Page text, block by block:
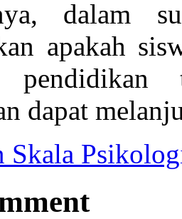
dalam
apakah
pendidikan
dapat
Skala